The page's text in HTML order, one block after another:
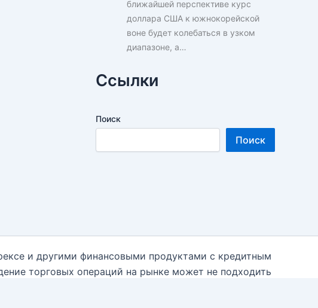
ближайшей перспективе курс
доллара США к южнокорейской
воне будет колебаться в узком
диапазоне, а…
Ссылки
Поиск
Поиск
и другими финансовыми продуктами с кредитным
торговых операций на рынке может не подходить